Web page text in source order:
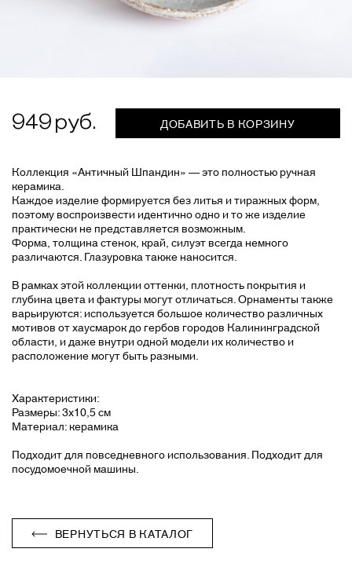
949 ДОБАВИТЬ В КОРЗИНУ
Коллекция «Античный Шпандин» — это полностью ручная
керамика.
Каждое изделие формируется без литья и тиражных форм,
поэтому воспроизвести идентично одно и то же изделие
практически не представляется возможным.
Форма, толщина стенок, край, силуэт всегда немного
различаются. Глазуровка также наносится.
В рамках этой коллекции оттенки, плотность покрытия и
глубина цвета и фактуры могут отличаться. Орнаменты также
варьируются: используется большое количество различных
мотивов от хаусмарок до гербов городов Калининградской
области, и даже внутри одной модели их количество и
расположение могут быть разными.
Характеристики:
Размеры: 3х10,5 см
Материал: керамика
Подходит для повседневного использования. Подходит для
посудомоечной машины.
ВЕРНУТЬСЯ В КАТАЛОГ